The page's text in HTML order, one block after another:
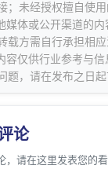
；未经授权擅自使
媒体或公开渠道的
载方需自行承担相应
容仅供行业参考与
题，请在发布之日起
论
请在这里发表您的